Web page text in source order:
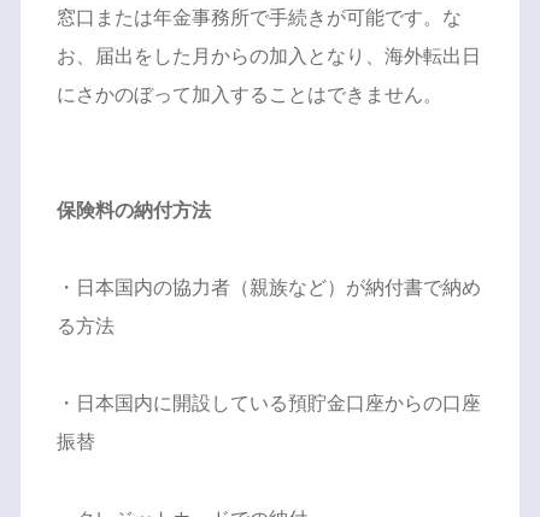
窓口または年金事務所で手続きが可能です。な
お、届出をした月からの加入となり、海外転出日
にさかのぼって加入することはできません。
保険料の納付方法
・日本国内の協力者（親族など）が納付書で納め
る方法
・日本国内に開設している預貯金口座からの口座
振替